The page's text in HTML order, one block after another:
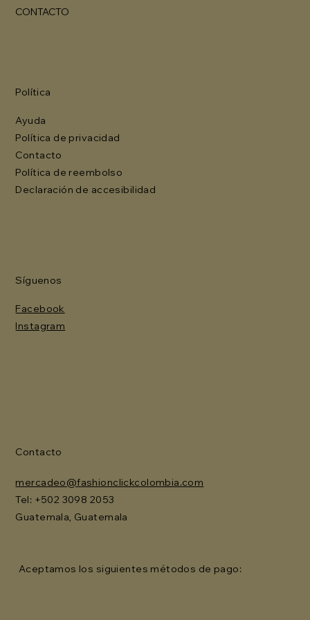
CONTACTO
Política
Ayuda
Política de privacidad
Contacto
Política de reembolso
Declaración de accesibilidad
Síguenos
Facebook
Instagram
Contacto
mercadeo@fashionclickcolombia.com
Tel: ‪+502 3098 2053‬
Guatemala, Guatemala
Aceptamos los siguientes métodos de pago: